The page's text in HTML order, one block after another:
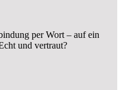
per Wort – auf ein
und vertraut?